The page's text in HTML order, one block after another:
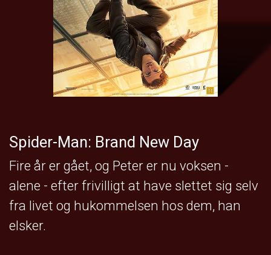
Spider-Man: Brand New Day
Fire år er gået, og Peter er nu voksen -
alene - efter frivilligt at have slettet sig selv
fra livet og hukommelsen hos dem, han
elsker.